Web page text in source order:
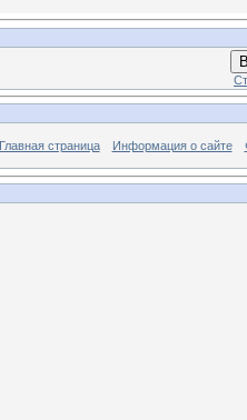
Главная страница Информация о сайте